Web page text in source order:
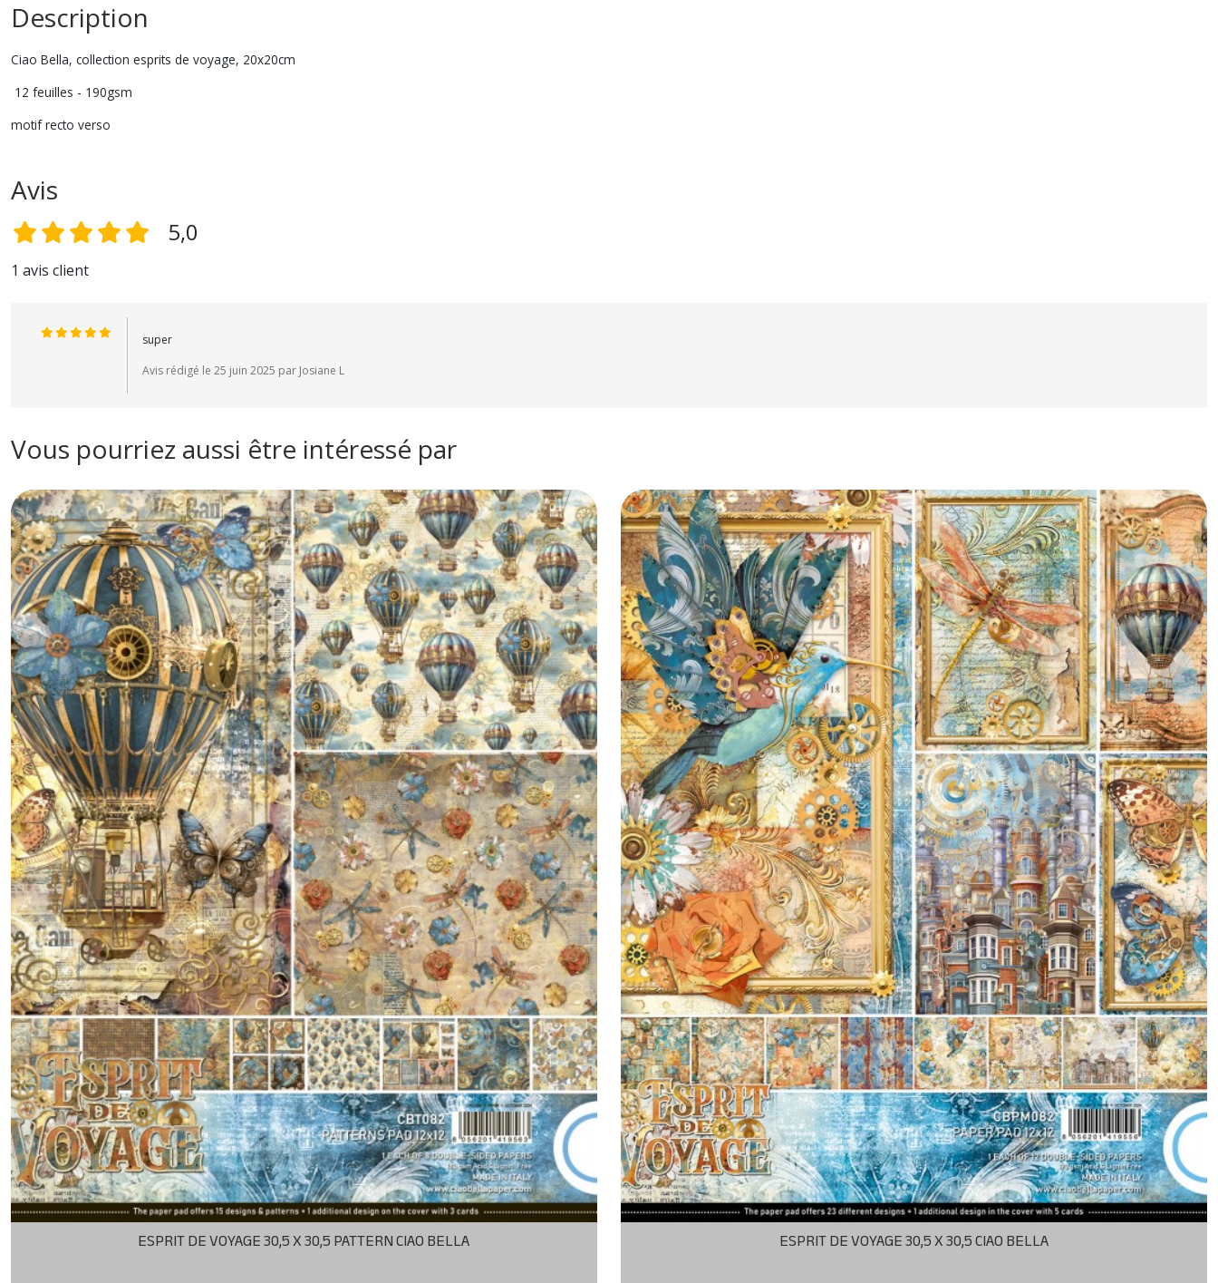
Description
Ciao Bella, collection esprits de voyage, 20x20cm
12 feuilles - 190gsm
motif recto verso
Avis
5,0
1 avis client
super
Avis rédigé le 25 juin 2025 par Josiane L
Vous pourriez aussi être intéressé par
ESPRIT DE VOYAGE 30,5 X 30,5 PATTERN CIAO BELLA ESPRIT DE VOYAGE 30,5 X 30,5 CIAO BELLA